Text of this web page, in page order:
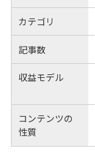
カテゴリ
記事数
収益モデル
コンテンツの
性質